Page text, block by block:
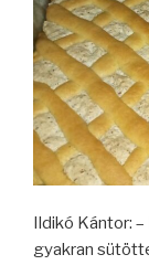
Ildikó Kántor:
gyakran